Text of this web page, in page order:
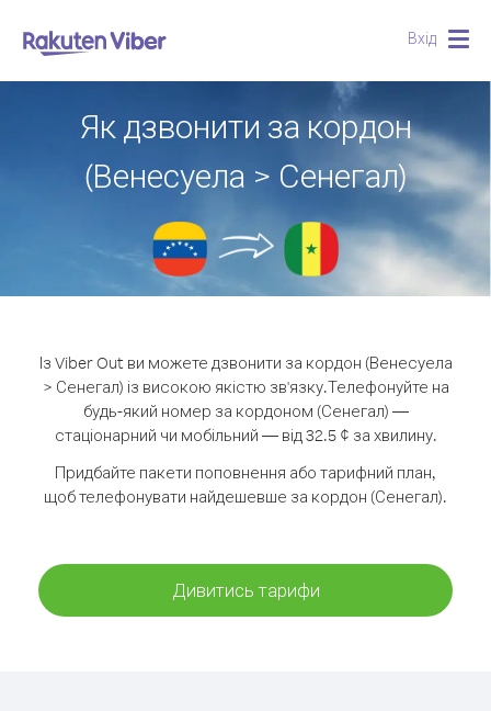
Вхід
Як дзвонити за кордон
(Венесуела > Сенегал)
Із Viber Out ви можете дзвонити за кордон (Венесуела
> Сенегал) із високою якістю зв'язку.Телефонуйте на
будь-який номер за кордоном (Сенегал) —
стаціонарний чи мобільний — від 32.5 ¢ за хвилину.
Придбайте пакети поповнення або тарифний план,
щоб телефонувати найдешевше за кордон (Сенегал).
Дивитись тарифи